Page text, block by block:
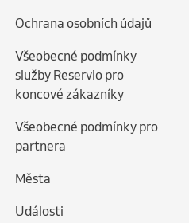
Ochrana osobních údajů
Všeobecné podmínky
služby Reservio pro
koncové zákazníky
Všeobecné podmínky pro
partnera
Města
Události